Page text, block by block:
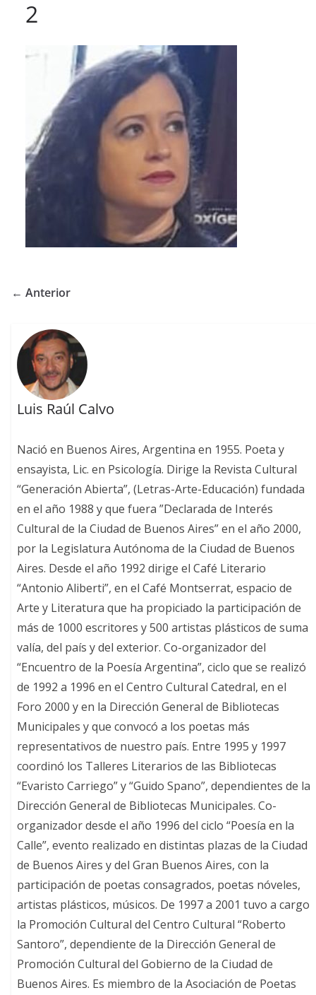
2
← Anterior
Luis Raúl Calvo
Nació en Buenos Aires, Argentina en 1955. Poeta y
ensayista, Lic. en Psicología. Dirige la Revista Cultural
“Generación Abierta”, (Letras-Arte-Educación) fundada
en el año 1988 y que fuera ”Declarada de Interés
Cultural de la Ciudad de Buenos Aires” en el año 2000,
por la Legislatura Autónoma de la Ciudad de Buenos
Aires. Desde el año 1992 dirige el Café Literario
“Antonio Aliberti”, en el Café Montserrat, espacio de
Arte y Literatura que ha propiciado la participación de
más de 1000 escritores y 500 artistas plásticos de suma
valía, del país y del exterior. Co-organizador del
“Encuentro de la Poesía Argentina”, ciclo que se realizó
de 1992 a 1996 en el Centro Cultural Catedral, en el
Foro 2000 y en la Dirección General de Bibliotecas
Municipales y que convocó a los poetas más
representativos de nuestro país. Entre 1995 y 1997
coordinó los Talleres Literarios de las Bibliotecas
“Evaristo Carriego” y “Guido Spano”, dependientes de la
Dirección General de Bibliotecas Municipales. Co-
organizador desde el año 1996 del ciclo “Poesía en la
Calle”, evento realizado en distintas plazas de la Ciudad
de Buenos Aires y del Gran Buenos Aires, con la
participación de poetas consagrados, poetas nóveles,
artistas plásticos, músicos. De 1997 a 2001 tuvo a cargo
la Promoción Cultural del Centro Cultural “Roberto
Santoro”, dependiente de la Dirección General de
Promoción Cultural del Gobierno de la Ciudad de
Buenos Aires. Es miembro de la Asociación de Poetas